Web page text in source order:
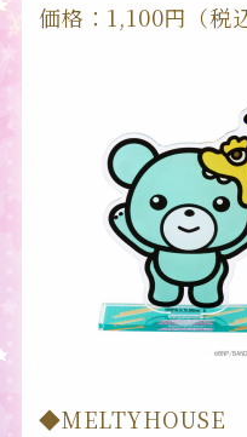
価格：1,100円（税
◆MELTYHOUSE